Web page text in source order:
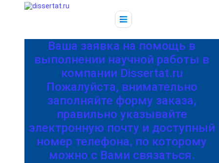
Ваша заявка на помощь в
выполнении научной работы в
компании Dissertat.ru
Пожалуйста, внимательно
заполняйте форму заказа,
правильно указывайте
электронную почту и доступный
номер телефона, по которому
можно с Вами связаться.